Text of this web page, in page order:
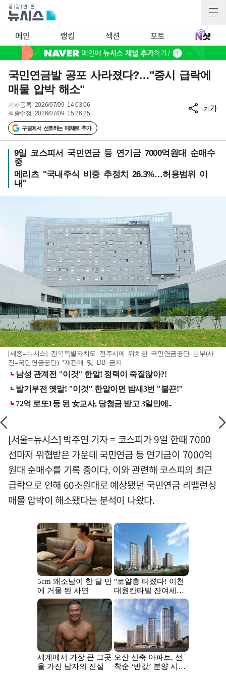
메인 랭킹 섹션 포토
국민연금발 공포 사라졌다?…"증시 급락에
매물 압박 해소"
기사등록 2026/07/09 14:03:06
최종수정 2026/07/09 15:26:25
구글에서 선호하는 매체로 추가
가가
9일 코스피서 국민연금 등 연기금 7000억원대 순매수
중
메리츠 "국내주식 비중 추정치 26.3%…허용범위 이
내"
[세종=뉴시스] 전북특별자치도 전주시에 위치한 국민연금공단 본부(사
진=국민연금공단) *재판매 및 DB 금지
[서울=뉴시스] 박주연 기자 = 코스피가 9일 한때 7000
선마저 위협받은 가운데 국민연금 등 연기금이 7000억
원대 순매수를 기록 중이다. 이와 관련해 코스피의 최근
급락으로 인해 60조원대로 예상됐던 국민연금 리밸런싱
매물 압박이 해소됐다는 분석이 나왔다.